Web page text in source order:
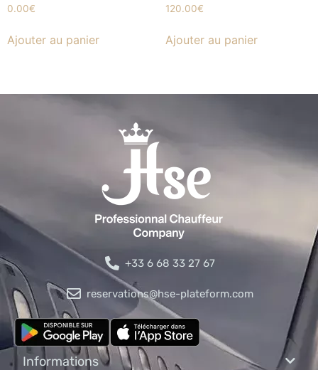
0.00€
Ajouter au panier
120.00€
Ajouter au panier
+33 6 68 33 27 67
reservations@hse-plateform.com
Informations